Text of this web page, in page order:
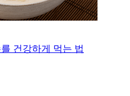
건강하게 먹는 법